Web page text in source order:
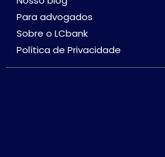
Para advogados
Sobre o LCbank
Política de Privacidade